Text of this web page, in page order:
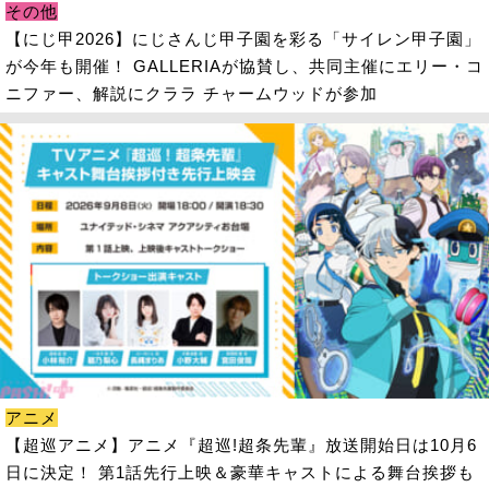
その他
【にじ甲2026】にじさんじ甲子園を彩る「サイレン甲子園」
が今年も開催！ GALLERIAが協賛し、共同主催にエリー・コ
ニファー、解説にクララ チャームウッドが参加
アニメ
【超巡アニメ】アニメ『超巡!超条先輩』放送開始日は10月6
日に決定！ 第1話先行上映＆豪華キャストによる舞台挨拶も